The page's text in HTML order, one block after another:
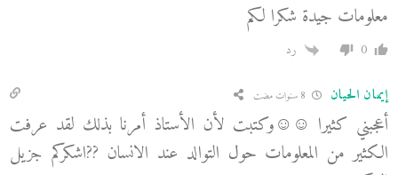
معلومات جيدة شكرا لكم
0 رد
إيمان الحيان
أعجبني كثيرا ☺☺وكتبت لأن الأستاذ أمرنا بذلك لقد عرفت
الكثير من المعلومات حول التوالد عند الانسان ??اشكركم جزيل